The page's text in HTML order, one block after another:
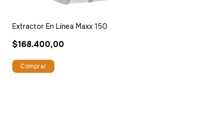
Extractor En Línea Maxx 150
$168.400,00